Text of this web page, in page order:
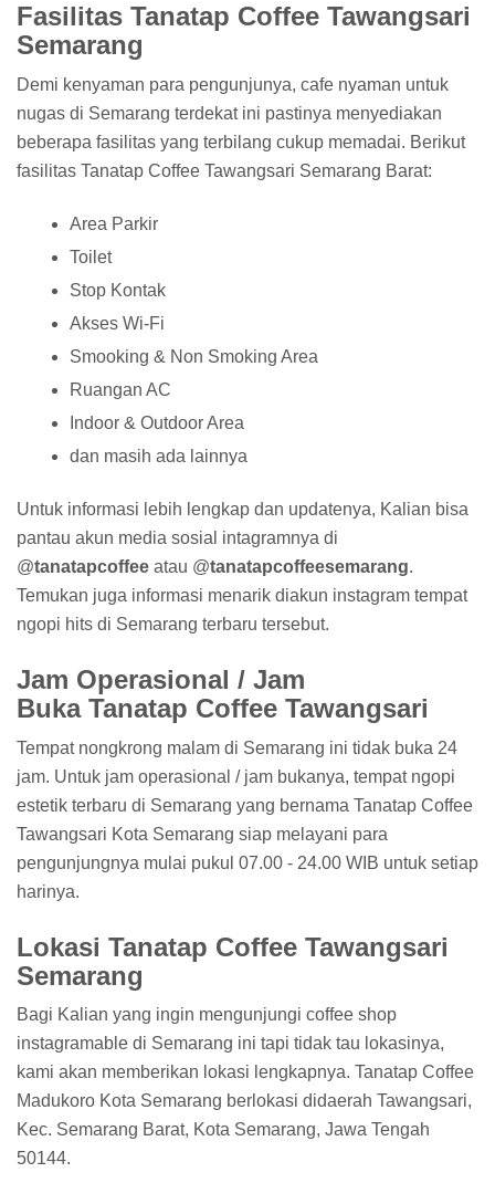
Fasilitas Tanatap Coffee Tawangsari
Semarang
Demi kenyaman para pengunjunya, cafe nyaman untuk
nugas di Semarang terdekat ini pastinya menyediakan
beberapa fasilitas yang terbilang cukup memadai. Berikut
fasilitas Tanatap Coffee Tawangsari Semarang Barat:
Area Parkir
Toilet
Stop Kontak
Akses Wi-Fi
Smooking & Non Smoking Area
Ruangan AC
Indoor & Outdoor Area
dan masih ada lainnya
Untuk informasi lebih lengkap dan updatenya, Kalian bisa
pantau akun media sosial intagramnya di
@tanatapcoffee atau @tanatapcoffeesemarang.
Temukan juga informasi menarik diakun instagram tempat
ngopi hits di Semarang terbaru tersebut.
Jam Operasional / Jam
Buka Tanatap Coffee Tawangsari
Tempat nongkrong malam di Semarang ini tidak buka 24
jam. Untuk jam operasional / jam bukanya, tempat ngopi
estetik terbaru di Semarang yang bernama Tanatap Coffee
Tawangsari Kota Semarang siap melayani para
pengunjungnya mulai pukul 07.00 - 24.00 WIB untuk setiap
harinya.
Lokasi Tanatap Coffee Tawangsari
Semarang
Bagi Kalian yang ingin mengunjungi coffee shop
instagramable di Semarang ini tapi tidak tau lokasinya,
kami akan memberikan lokasi lengkapnya. Tanatap Coffee
Madukoro Kota Semarang berlokasi didaerah Tawangsari,
Kec. Semarang Barat, Kota Semarang, Jawa Tengah
50144.